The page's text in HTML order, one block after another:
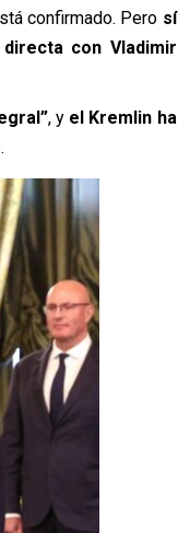
confirmado. Pero sí
con Vladimir
, y el Kremlin ha
.